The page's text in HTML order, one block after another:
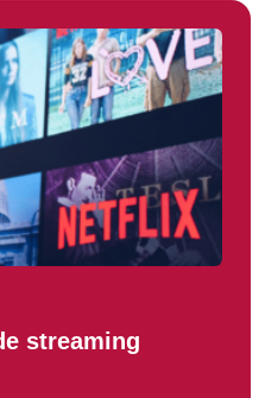
streaming